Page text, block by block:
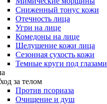
Сниженный тонус кожи
Отечность лица
Угри на лице
Комедоны на лице
Шелушение кожи лица
Сезонная сухость кожи
Темные круги под глазами
за телом
Против псориаза
Очищение и душ